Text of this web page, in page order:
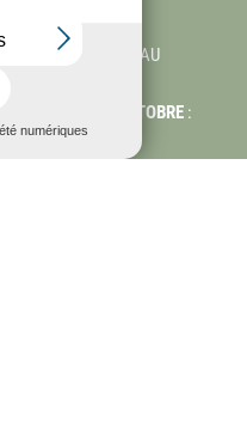
: OUVERT DU LUNDI AU
SEPT. AU 30 OCTOBRE:
13H/14H-18H